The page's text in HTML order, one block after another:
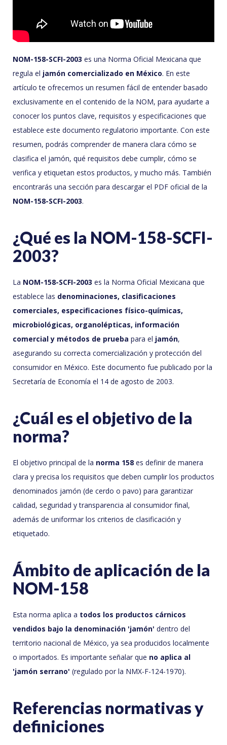
NOM-158-SCFI-2003 es una Norma Oficial Mexicana que
regula el jamón comercializado en México. En este
artículo te ofrecemos un resumen fácil de entender basado
exclusivamente en el contenido de la NOM, para ayudarte a
conocer los puntos clave, requisitos y especificaciones que
establece este documento regulatorio importante. Con este
resumen, podrás comprender de manera clara cómo se
clasifica el jamón, qué requisitos debe cumplir, cómo se
verifica y etiquetan estos productos, y mucho más. También
encontrarás una sección para descargar el PDF oficial de la
NOM-158-SCFI-2003.
¿Qué es la NOM-158-SCFI-
2003?
La NOM-158-SCFI-2003 es la Norma Oficial Mexicana que
establece las denominaciones, clasificaciones
comerciales, especificaciones físico-químicas,
microbiológicas, organolépticas, información
comercial y métodos de prueba para el jamón,
asegurando su correcta comercialización y protección del
consumidor en México. Este documento fue publicado por la
Secretaría de Economía el 14 de agosto de 2003.
¿Cuál es el objetivo de la
norma?
El objetivo principal de la norma 158 es definir de manera
clara y precisa los requisitos que deben cumplir los productos
denominados jamón (de cerdo o pavo) para garantizar
calidad, seguridad y transparencia al consumidor final,
además de uniformar los criterios de clasificación y
etiquetado.
Ámbito de aplicación de la
NOM-158
Esta norma aplica a todos los productos cárnicos
vendidos bajo la denominación 'jamón' dentro del
territorio nacional de México, ya sea producidos localmente
o importados. Es importante señalar que no aplica al
'jamón serrano' (regulado por la NMX-F-124-1970).
Referencias normativas y
definiciones